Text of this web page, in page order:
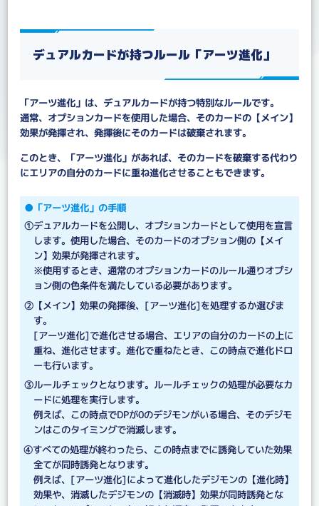
デュアルカードが持つルール「アーツ進化」
「アーツ進化」は、デュアルカードが持つ特別なルールです。
通常、オプションカードを使用した場合、そのカードの【メイン】
効果が発揮され、発揮後にそのカードは破棄されます。
このとき、「アーツ進化」があれば、そのカードを破棄する代わり
にエリアの自分のカードに重ね進化させることもできます。
●「アーツ進化」の手順
①デュアルカードを公開し、オプションカードとして使用を宣言
します。使用した場合、そのカードのオプション側の【メイ
ン】効果が発揮されます。
※使用するとき、通常のオプションカードのルール通りオプシ
ョン側の色条件を満たしている必要があります。
②【メイン】効果の発揮後、[アーツ進化]を処理するか選びま
す。
[アーツ進化]で進化させる場合、エリアの自分のカードの上に
重ね、進化させます。進化で重ねたとき、この時点で進化ドロ
ーも行います。
③ルールチェックとなります。ルールチェックの処理が必要なカ
ードに処理を実行します。
例えば、この時点でDPが0のデジモンがいる場合、そのデジモ
ンはこのタイミングで消滅します。
④すべての処理が終わったら、この時点までに誘発していた効果
全てが同時誘発となります。
例えば、[アーツ進化]によって進化したデジモンの【進化時】
効果や、消滅したデジモンの【消滅時】効果が同時誘発とな